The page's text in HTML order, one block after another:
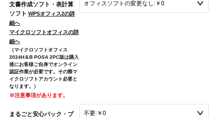
文書作成ソフト・表計算
ソフト WPSオフィス2の詳
細へ
マイクロソフトオフィスの詳
細へ
（マイクロソフトオフィス
2024H＆B POSA 2PC版は購入
後にお客様ご自身でオンライン
認証作業が必要です。その際マ
イクロソフトアカウント必要と
なります。）
※注意事項があります。
まるごと安心パック・プ